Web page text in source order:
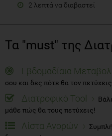
2 λεπτά να διαβαστεί
Τα "must" της
Εβδομαδίαια
σου και δες πότε θα τον πετύχεις
Διατροφικό Tool
μάθε πώς θα τους πετύχεις!
Λίστα Αγορών